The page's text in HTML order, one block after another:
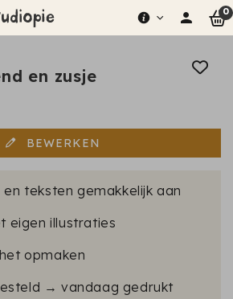
0
en zusje
BEWERKEN
en teksten gemakkelijk aan
eigen illustraties
opmaken
→ vandaag gedrukt